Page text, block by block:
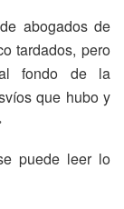
abogados de
tardados, pero
fondo de la
que hubo y
puede leer lo